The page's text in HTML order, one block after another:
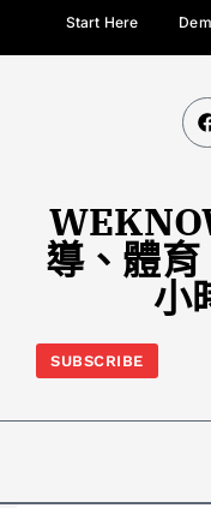
Start Here
導、體
小
SUBSCRIBE